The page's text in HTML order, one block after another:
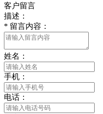
客户留言
描述：
* 留言内容：
姓名：
手机：
电话：